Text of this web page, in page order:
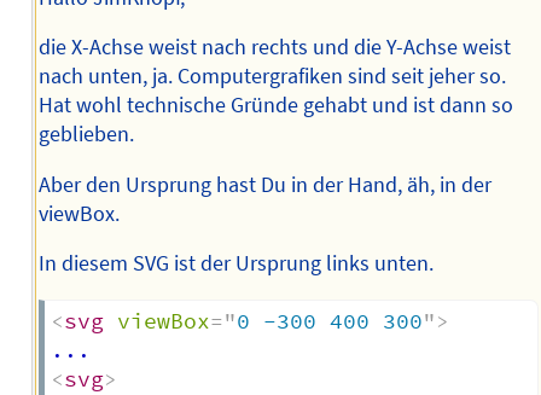
die X-Achse weist nach rechts und die Y-Achse weist
nach unten, ja. Computergrafiken sind seit jeher so.
Hat wohl technische Gründe gehabt und ist dann so
geblieben.
Aber den Ursprung hast Du in der Hand, äh, in der
viewBox.
In diesem SVG ist der Ursprung links unten.
<svg viewBox="0 -300 400 300">
<svg>